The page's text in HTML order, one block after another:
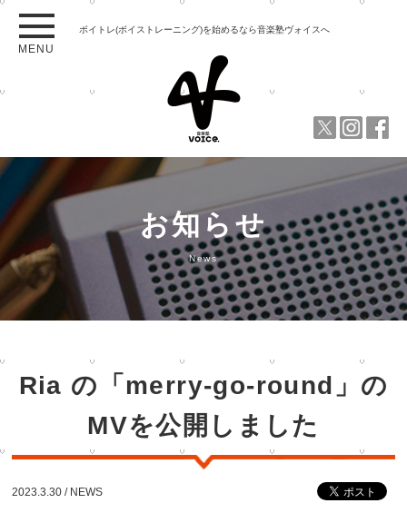
MENU
ボイトレ(ボイストレーニング)を始めるなら音楽塾ヴォイスへ
お知らせ
News
Ria の「merry-go-round」の
MVを公開しました
2023.3.30 / NEWS